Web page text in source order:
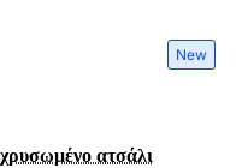
New
ατσάλι